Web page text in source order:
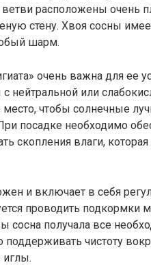
расположены очень
стену. Хвоя сосны
шарм.
очень важна для ее
нейтральной или
чтобы солнечные
посадке необходимо
скопления влаги,
и включает в себя
проводить подкормки
сосна получала все
чистоту
иглы.